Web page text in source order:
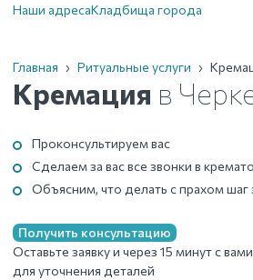
Наши адресаКладбища города
Главная › Ритуальные услуги ›
Кремация в
Проконсультируем вас
Сделаем за вас все звонки в
Объясним, что делать с прахом шаг
Получить консультацию
Оставьте заявку и через 15 минут с
для уточнения деталей